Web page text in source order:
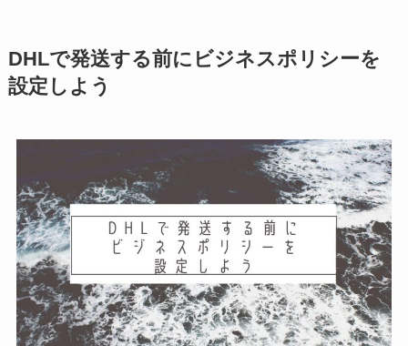
DHLで発送する前にビジネスポリシーを
設定しよう